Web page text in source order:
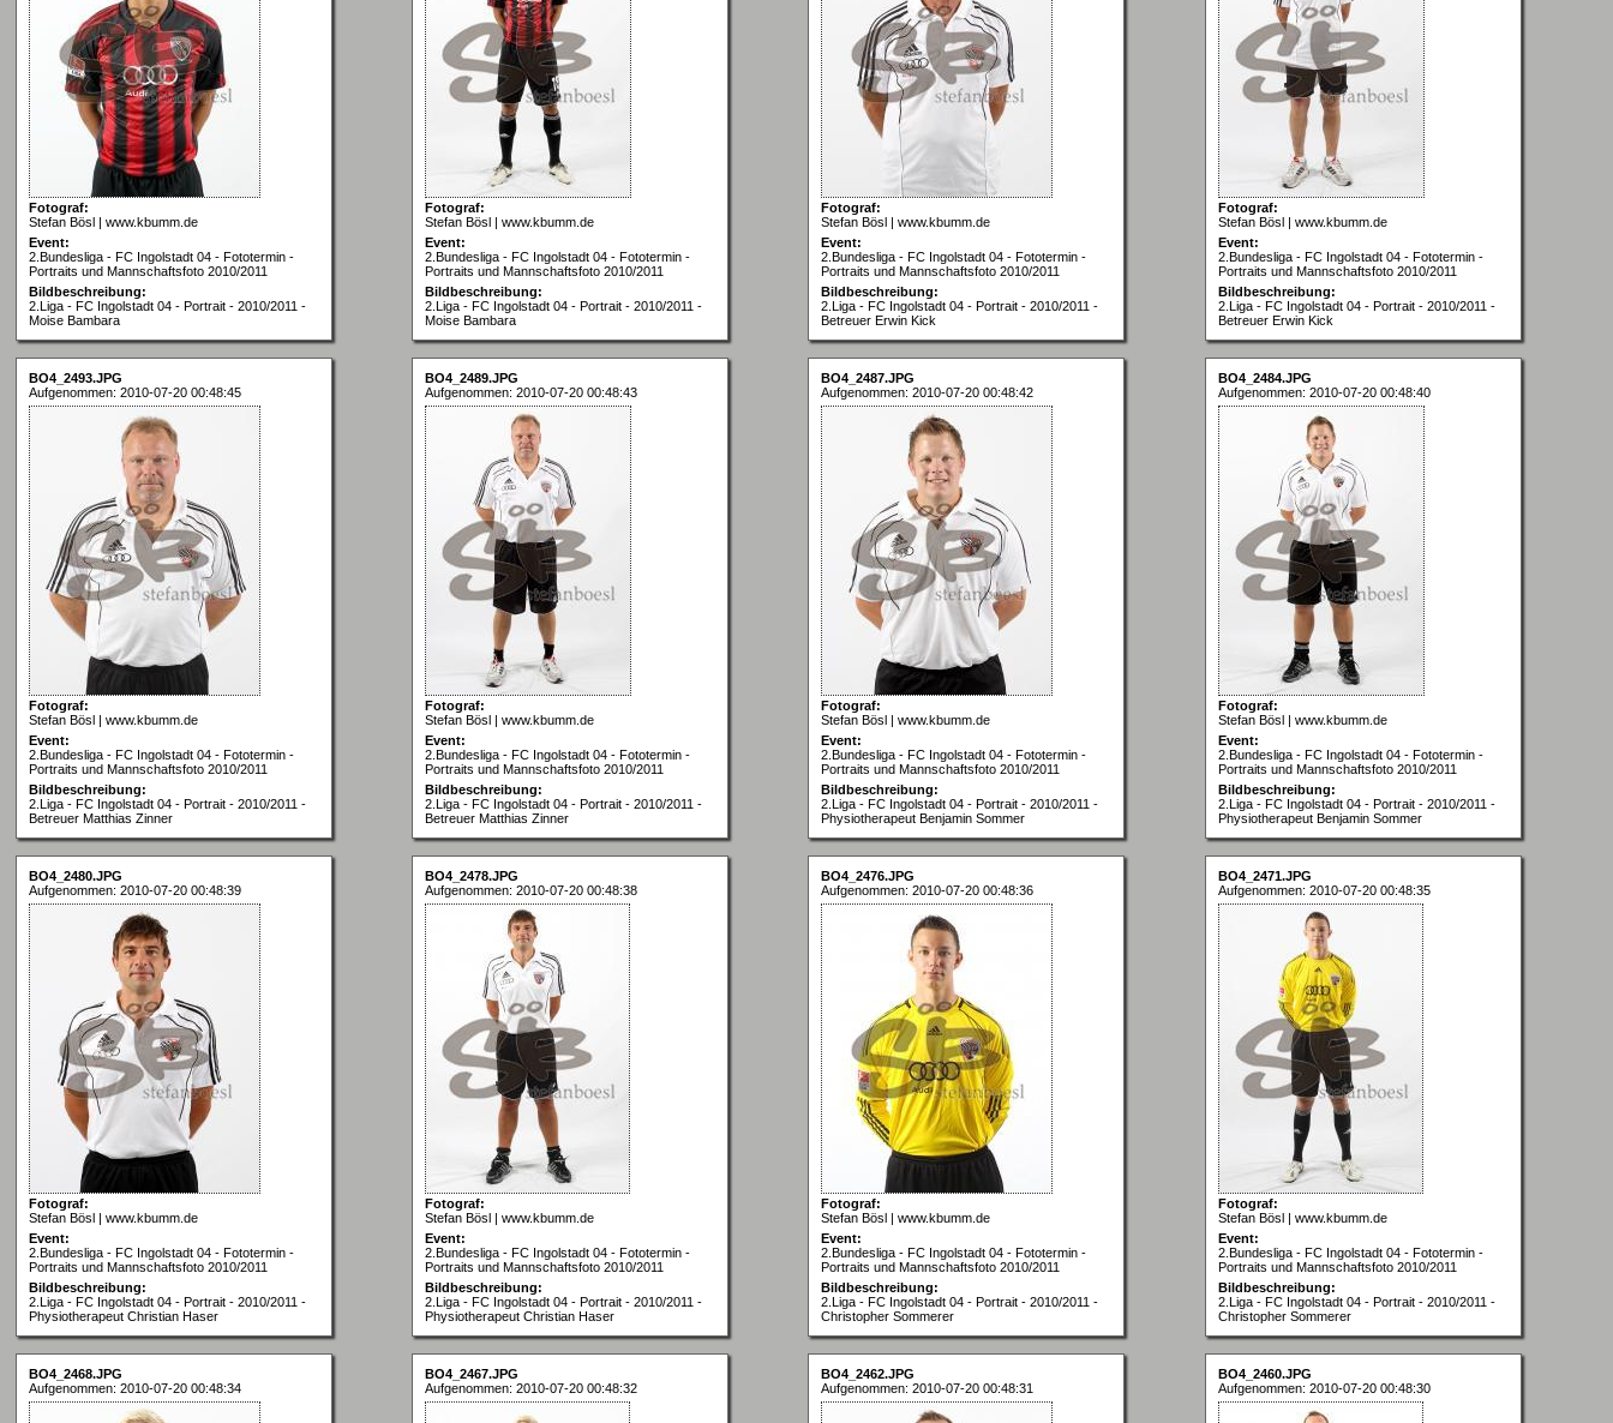
Fotograf:
Stefan Bösl | www.kbumm.de
Event:
2.Bundesliga - FC Ingolstadt 04 - Fototermin -
Portraits und Mannschaftsfoto 2010/2011
Bildbeschreibung:
2.Liga - FC Ingolstadt 04 - Portrait - 2010/2011 -
Moise Bambara
Fotograf:
Stefan Bösl | www.kbumm.de
Event:
2.Bundesliga - FC Ingolstadt 04 - Fototermin -
Portraits und Mannschaftsfoto 2010/2011
Bildbeschreibung:
2.Liga - FC Ingolstadt 04 - Portrait - 2010/2011 -
Moise Bambara
Fotograf:
Stefan Bösl | www.kbumm.de
Event:
2.Bundesliga - FC Ingolstadt 04 - Fototermin -
Portraits und Mannschaftsfoto 2010/2011
Bildbeschreibung:
2.Liga - FC Ingolstadt 04 - Portrait - 2010/2011 -
Betreuer Erwin Kick
Fotograf:
Stefan Bösl | www.kbumm.de
Event:
2.Bundesliga - FC Ingolstadt 04 - Fototermin -
Portraits und Mannschaftsfoto 2010/2011
Bildbeschreibung:
2.Liga - FC Ingolstadt 04 - Portrait - 2010/2011 -
Betreuer Erwin Kick
BO4_2493.JPG
Aufgenommen: 2010-07-20 00:48:45
Fotograf:
Stefan Bösl | www.kbumm.de
Event:
2.Bundesliga - FC Ingolstadt 04 - Fototermin -
Portraits und Mannschaftsfoto 2010/2011
Bildbeschreibung:
2.Liga - FC Ingolstadt 04 - Portrait - 2010/2011 -
Betreuer Matthias Zinner
BO4_2489.JPG
Aufgenommen: 2010-07-20 00:48:43
Fotograf:
Stefan Bösl | www.kbumm.de
Event:
2.Bundesliga - FC Ingolstadt 04 - Fototermin -
Portraits und Mannschaftsfoto 2010/2011
Bildbeschreibung:
2.Liga - FC Ingolstadt 04 - Portrait - 2010/2011 -
Betreuer Matthias Zinner
BO4_2487.JPG
Aufgenommen: 2010-07-20 00:48:42
Fotograf:
Stefan Bösl | www.kbumm.de
Event:
2.Bundesliga - FC Ingolstadt 04 - Fototermin -
Portraits und Mannschaftsfoto 2010/2011
Bildbeschreibung:
2.Liga - FC Ingolstadt 04 - Portrait - 2010/2011 -
Physiotherapeut Benjamin Sommer
BO4_2484.JPG
Aufgenommen: 2010-07-20 00:48:40
Fotograf:
Stefan Bösl | www.kbumm.de
Event:
2.Bundesliga - FC Ingolstadt 04 - Fototermin -
Portraits und Mannschaftsfoto 2010/2011
Bildbeschreibung:
2.Liga - FC Ingolstadt 04 - Portrait - 2010/2011 -
Physiotherapeut Benjamin Sommer
BO4_2480.JPG
Aufgenommen: 2010-07-20 00:48:39
Fotograf:
Stefan Bösl | www.kbumm.de
Event:
2.Bundesliga - FC Ingolstadt 04 - Fototermin -
Portraits und Mannschaftsfoto 2010/2011
Bildbeschreibung:
2.Liga - FC Ingolstadt 04 - Portrait - 2010/2011 -
Physiotherapeut Christian Haser
BO4_2478.JPG
Aufgenommen: 2010-07-20 00:48:38
Fotograf:
Stefan Bösl | www.kbumm.de
Event:
2.Bundesliga - FC Ingolstadt 04 - Fototermin -
Portraits und Mannschaftsfoto 2010/2011
Bildbeschreibung:
2.Liga - FC Ingolstadt 04 - Portrait - 2010/2011 -
Physiotherapeut Christian Haser
BO4_2476.JPG
Aufgenommen: 2010-07-20 00:48:36
Fotograf:
Stefan Bösl | www.kbumm.de
Event:
2.Bundesliga - FC Ingolstadt 04 - Fototermin -
Portraits und Mannschaftsfoto 2010/2011
Bildbeschreibung:
2.Liga - FC Ingolstadt 04 - Portrait - 2010/2011 -
Christopher Sommerer
BO4_2471.JPG
Aufgenommen: 2010-07-20 00:48:35
Fotograf:
Stefan Bösl | www.kbumm.de
Event:
2.Bundesliga - FC Ingolstadt 04 - Fototermin -
Portraits und Mannschaftsfoto 2010/2011
Bildbeschreibung:
2.Liga - FC Ingolstadt 04 - Portrait - 2010/2011 -
Christopher Sommerer
BO4_2468.JPG
Aufgenommen: 2010-07-20 00:48:34
BO4_2467.JPG
Aufgenommen: 2010-07-20 00:48:32
BO4_2462.JPG
Aufgenommen: 2010-07-20 00:48:31
BO4_2460.JPG
Aufgenommen: 2010-07-20 00:48:30